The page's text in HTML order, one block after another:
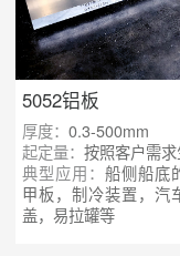
5052铝板
厚度：0.3-500mm
起定量：按照客户需
典型应用：船侧船底
甲板，制冷装置，汽
盖，易拉罐等